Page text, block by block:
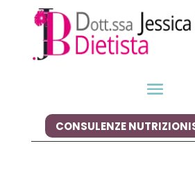
CONSULENZE